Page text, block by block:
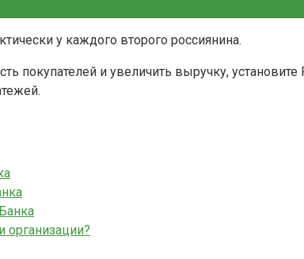
у каждого второго россиянина.
покупателей и увеличить выручку,
организации?